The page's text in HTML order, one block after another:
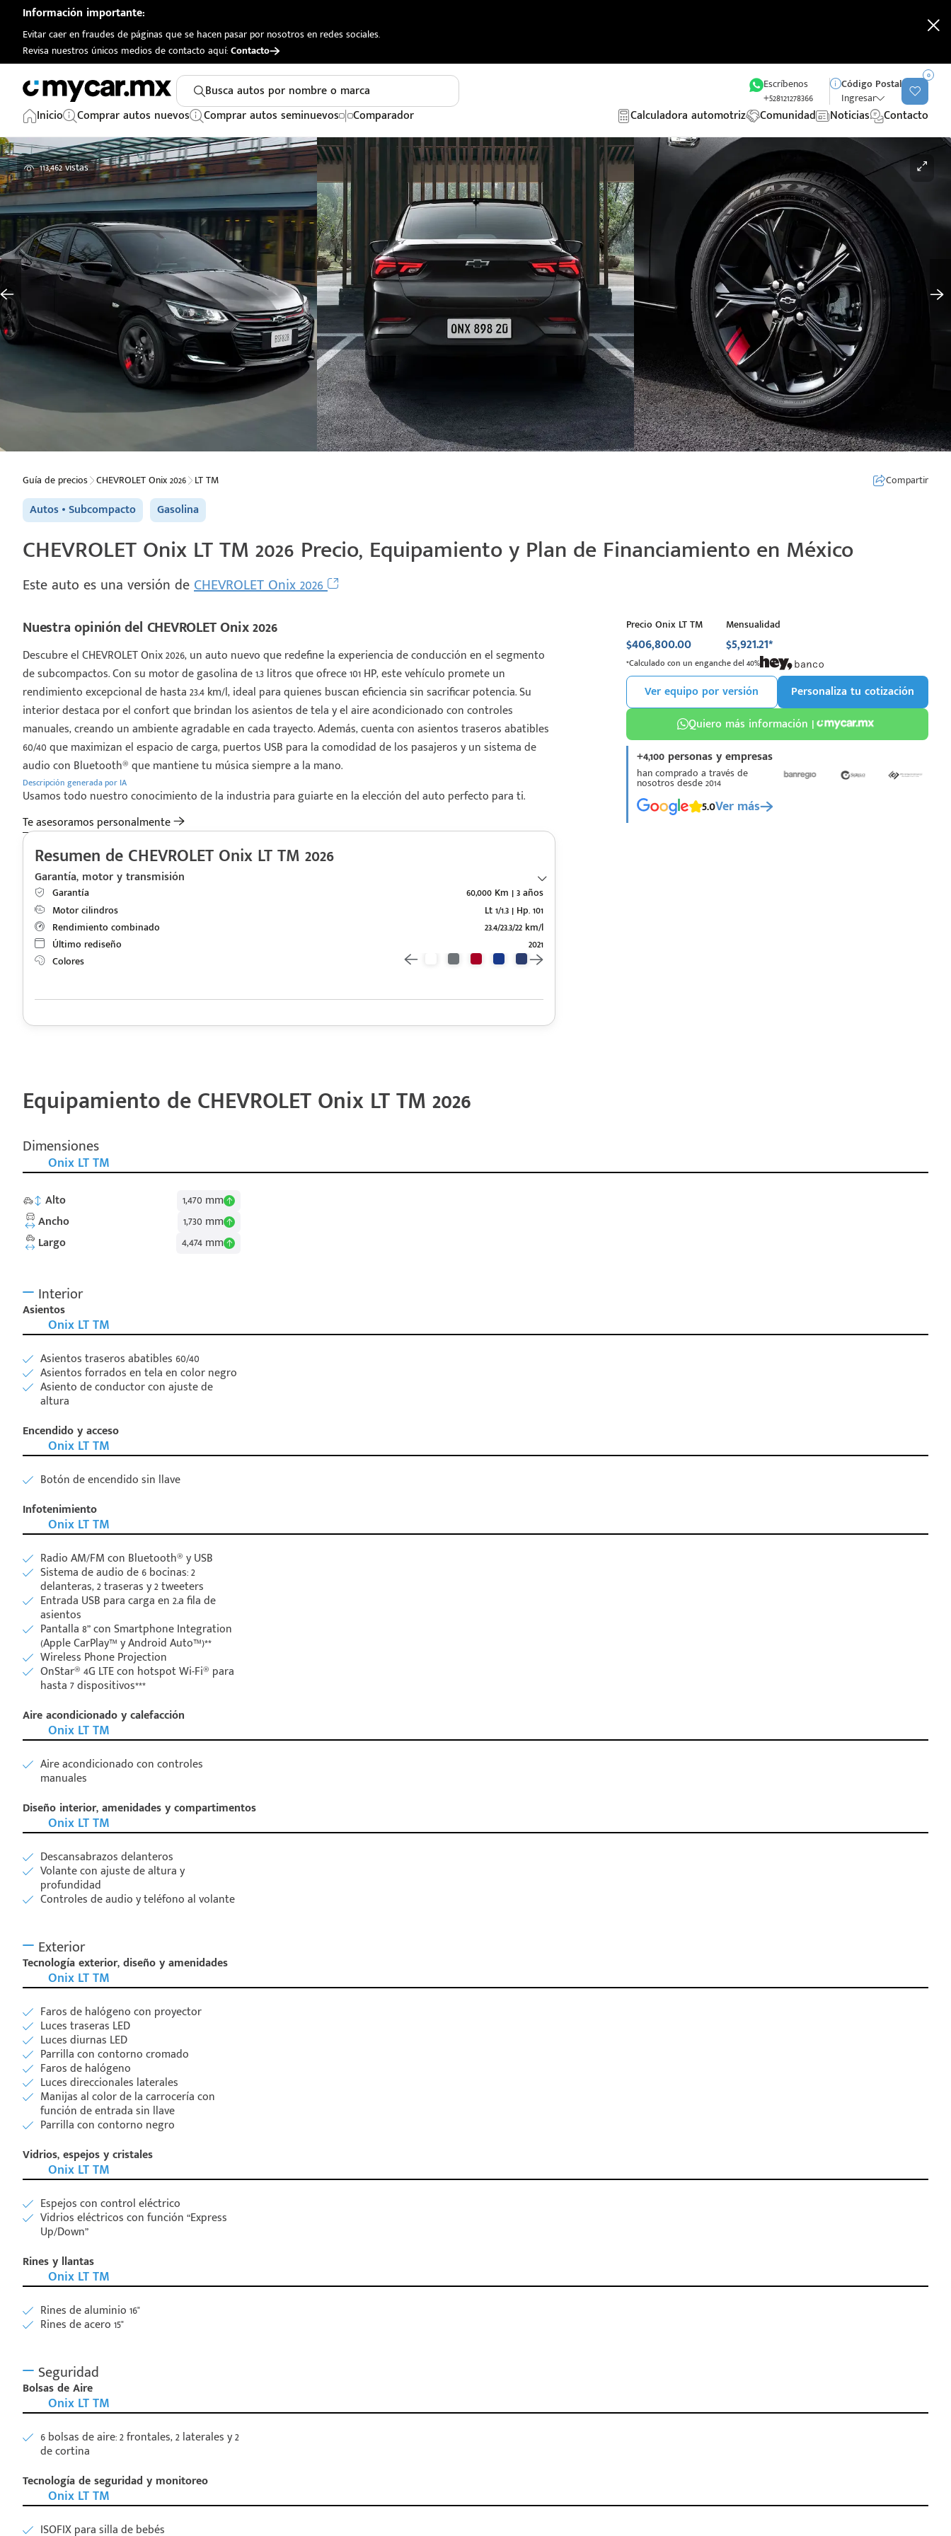
Información importante:
Evitar caer en fraudes de páginas que se hacen pasar por nosotros en redes sociales.
Revisa nuestros únicos medios de contacto aquí:Contacto
Busca autos por nombre o marca
Escríbenos
+528121278366
Código Postal
Ingresar
0
Inicio Comprar autos nuevos Comprar autos seminuevos Comparador Calculadora automotriz Comunidad Noticias Contacto
113,462 vistas
Guía de precios CHEVROLET Onix 2026 LT TM Compartir
Autos Subcompacto Gasolina
CHEVROLET Onix LT TM 2026 Precio, Equipamiento y Plan de Financiamiento en México
Este auto es una versión deCHEVROLET Onix 2026
Nuestra opinión del CHEVROLET Onix 2026
Descubre el CHEVROLET Onix 2026, un auto nuevo que redefine la experiencia de conducción en el segmento
de subcompactos. Con su motor de gasolina de 1.3 litros que ofrece 101 HP, este vehículo promete un
rendimiento excepcional de hasta 23.4 km/l, ideal para quienes buscan eficiencia sin sacrificar potencia. Su
interior destaca por el confort que brindan los asientos de tela y el aire acondicionado con controles
manuales, creando un ambiente agradable en cada trayecto. Además, cuenta con asientos traseros abatibles
60/40 que maximizan el espacio de carga, puertos USB para la comodidad de los pasajeros y un sistema de
audio con Bluetooth® que mantiene tu música siempre a la mano.
Descripción generada por IA
Usamos todo nuestro conocimiento de la industria para guiarte en la elección del auto perfecto para ti.
Te asesoramos personalmente
Resumen de CHEVROLET Onix LT TM 2026
Garantía, motor y transmisión
Garantía
60,000 Km | 3 años
Motor cilindros
Lt 1/1.3 | Hp. 101
Rendimiento combinado
23.4/23.3/22 km/l
Último rediseño
2021
Colores
Precio Onix LT TM
$406,800.00
Mensualidad
$5,921.21*
*Calculado con un enganche del 40%
Ver equipo por versión
Personaliza tu cotización
Quiero más información |
+4,100 personas y empresas
han comprado a través de
nosotros desde 2014
5.0Ver más
Equipamiento de CHEVROLET Onix LT TM 2026
Dimensiones
Onix LT TM
Alto
1,470 mm
Ancho
1,730 mm
Largo
4,474 mm
Interior
Asientos
Onix LT TM
Asientos traseros abatibles 60/40
Asientos forrados en tela en color negro
Asiento de conductor con ajuste de
altura
Encendido y acceso
Onix LT TM
Botón de encendido sin llave
Infotenimiento
Onix LT TM
Radio AM/FM con Bluetooth® y USB
Sistema de audio de 6 bocinas: 2
delanteras, 2 traseras y 2 tweeters
Entrada USB para carga en 2.a fila de
asientos
Pantalla 8” con Smartphone Integration
(Apple CarPlay™ y Android Auto™)**
Wireless Phone Projection
OnStar® 4G LTE con hotspot Wi-Fi® para
hasta 7 dispositivos***
Aire acondicionado y calefacción
Onix LT TM
Aire acondicionado con controles
manuales
Diseño interior, amenidades y compartimentos
Onix LT TM
Descansabrazos delanteros
Volante con ajuste de altura y
profundidad
Controles de audio y teléfono al volante
Exterior
Tecnología exterior, diseño y amenidades
Onix LT TM
Faros de halógeno con proyector
Luces traseras LED
Luces diurnas LED
Parrilla con contorno cromado
Faros de halógeno
Luces direccionales laterales
Manijas al color de la carrocería con
función de entrada sin llave
Parrilla con contorno negro
Vidrios, espejos y cristales
Onix LT TM
Espejos con control eléctrico
Vidrios eléctricos con función “Express
Up/Down”
Rines y llantas
Onix LT TM
Rines de aluminio 16"
Rines de acero 15"
Seguridad
Bolsas de Aire
Onix LT TM
6 bolsas de aire: 2 frontales, 2 laterales y 2
de cortina
Tecnología de seguridad y monitoreo
Onix LT TM
ISOFIX para silla de bebés